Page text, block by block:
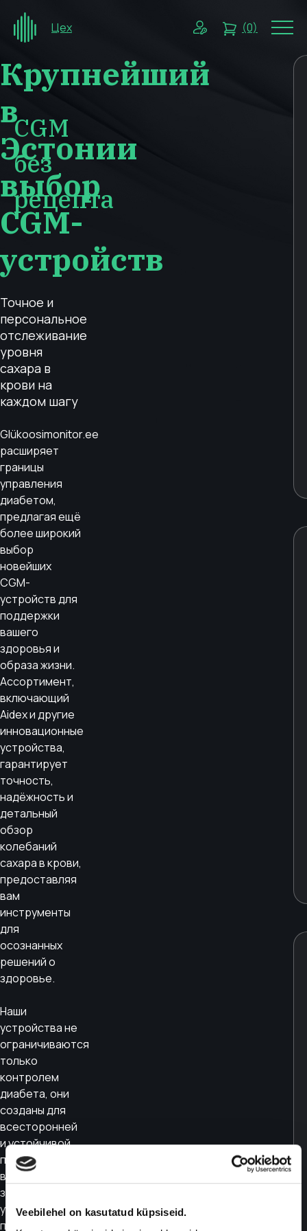
Veebilehel on kasutatud küpsiseid.
Цех (0)
Крупнейший
в
Эстонии
выбор
CGM-
устройств
Точное и
персональное
отслеживание
уровня
сахара в
крови на
каждом шагу
Glükoosimonitor.ee
расширяет
границы
управления
диабетом,
предлагая ещё
более широкий
выбор
новейших
CGM-
устройств для
поддержки
вашего
здоровья и
образа жизни.
Ассортимент,
включающий
Aidex и другие
инновационные
устройства,
гарантирует
точность,
надёжность и
детальный
обзор
колебаний
сахара в крови,
предоставляя
вам
инструменты
для
осознанных
решений о
здоровье.
Наши
устройства не
ограничиваются
только
контролем
диабета, они
созданы для
всесторонней
и устойчивой
поддержки
вашего
здоровья. Вы
увидите, как
питание, сон и
CGM
без
рецепта